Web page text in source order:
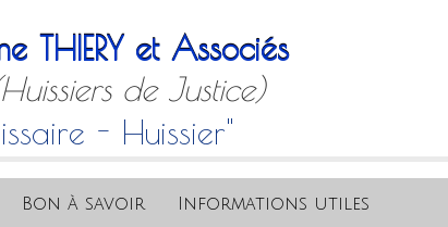
THIERY et Associés
de Justice)
- Huissier"
Bon à savoir Informations utiles